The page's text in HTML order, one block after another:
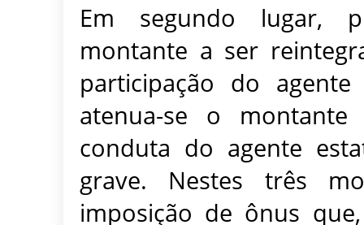
Em segundo lugar,
montante a ser
participação do
atenua-se o
conduta do agente
grave. Nestes três
imposição de ônus